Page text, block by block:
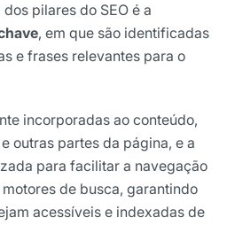
dos pilares do SEO é a
, em que são identificadas
e frases relevantes para o
incorporadas ao conteúdo,
outras partes da página, e a
para facilitar a navegação
de busca, garantindo
acessíveis e indexadas de